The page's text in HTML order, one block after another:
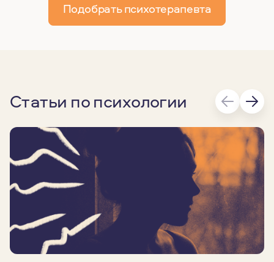
Подобрать психотерапевта
Статьи по психологии